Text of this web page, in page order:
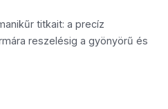
titkait: a precíz
reszelésig a gyönyörű és